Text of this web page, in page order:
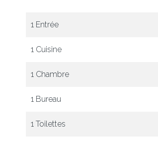
1 Entrée
1 Cuisine
1 Chambre
1 Bureau
1 Toilettes